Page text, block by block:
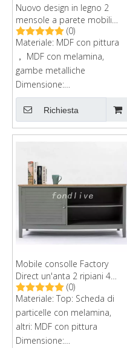
Nuovo design in legno 2
mensole a parete mobili
soggiorno mobile in legno
moderno set porta TV
(0)
Materiale: MDF con pittura
， MDF con melamina,
gambe metalliche
Dimensione:
160x40x48cmPacchetto:
pacchetto ordini
postaleDimensione del
Richiesta
Mobile consolle Factory
Direct un'anta 2 ripiani 4
gambe Mobile TV moderno
in legno
(0)
Materiale: Top: Scheda di
particelle con melamina,
altri: MDF con pittura
Dimensione: